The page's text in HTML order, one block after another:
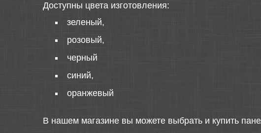
Доступны цвета изготовления:
зеленый,
розовый,
черный
синий,
оранжевый
В нашем магазине вы можете выбрать и купить